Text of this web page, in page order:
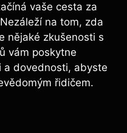
vaše​ cesta za
na tom, zda
nějaké ‌zkušenosti s
vám poskytne
a dovednosti, abyste
řidičem.